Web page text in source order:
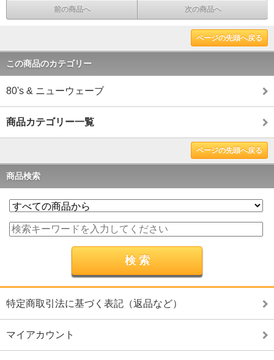
前の商品へ 次の商品へ
ページの先頭へ戻る
この商品のカテゴリー
80's & ニューウェーブ
商品カテゴリー一覧
ページの先頭へ戻る
商品検索
特定商取引法に基づく表記（返品など）
マイアカウント